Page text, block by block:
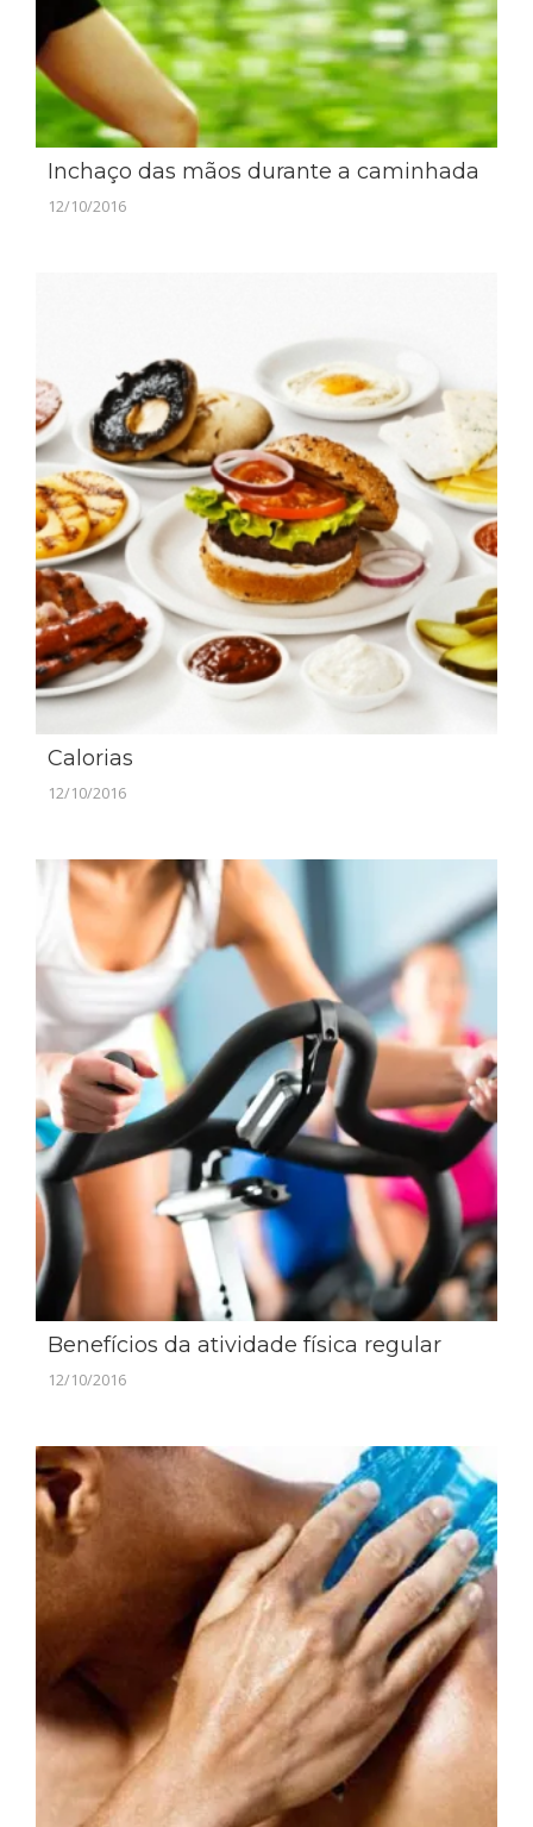
Inchaço das mãos durante a caminhada
12/10/2016
Calorias
12/10/2016
Benefícios da atividade física regular
12/10/2016